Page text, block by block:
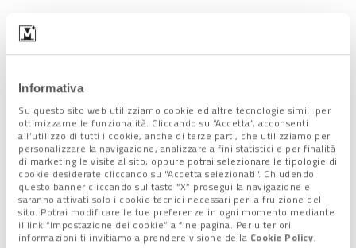
Informativa
Su questo sito web utilizziamo cookie ed altre tecnologie simili per
ottimizzarne le funzionalità. Cliccando su “Accetta”, acconsenti
all’utilizzo di tutti i cookie, anche di terze parti, che utilizziamo per
personalizzare la navigazione, analizzare a fini statistici e per finalità
di marketing le visite al sito; oppure potrai selezionare le tipologie di
cookie desiderate cliccando su "Accetta selezionati". Chiudendo
questo banner cliccando sul tasto “X” prosegui la navigazione e
saranno attivati solo i cookie tecnici necessari per la fruizione del
sito. Potrai modificare le tue preferenze in ogni momento mediante
il link “Impostazione dei cookie” a fine pagina. Per ulteriori
informazioni ti invitiamo a prendere visione della Cookie Policy.
organismo aperto, permeabile e perciò polivalente e poli-
imprenditoriale, in maniera da ottenere quella “rivitalizzazione”
tra il “tutto” e le “parti”, tra il dentro (il complesso della villa e
del parco) ed il fuori (la città di Mira ed auspicabilmente l’intera
Riviera del Brenta).
Alcune opere (soprattutto a livello delle coperture) negli ultimi
anni sono state fatte, ma è mancato finora quel progetto
organico di recupero architettonico di qualità che gli architetti
auspicano e che una villa di tale rilevanza merita. Anche
perché, nell’ottica della rigenerazione del tessuto urbano, ciò